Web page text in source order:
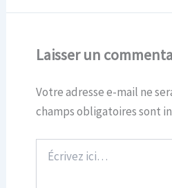
Laisser un
Votre adresse e-mail ne
champs obligatoires sont
ici…